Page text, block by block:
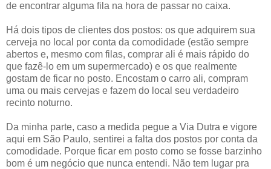
de encontrar alguma fila na hora de passar no caixa.
Há dois tipos de clientes dos postos: os que adquirem sua
cerveja no local por conta da comodidade (estão sempre
abertos e, mesmo com filas, comprar ali é mais rápido do
que fazê-lo em um supermercado) e os que realmente
gostam de ficar no posto. Encostam o carro ali, compram
uma ou mais cervejas e fazem do local seu verdadeiro
recinto noturno.
Da minha parte, caso a medida pegue a Via Dutra e vigore
aqui em São Paulo, sentirei a falta dos postos por conta da
comodidade. Porque ficar em posto como se fosse barzinho
bom é um negócio que nunca entendi. Não tem lugar pra